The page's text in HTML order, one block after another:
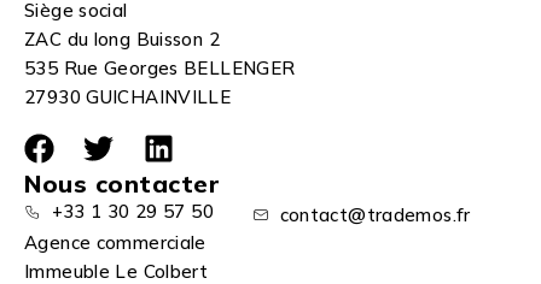
Siège social
ZAC du long Buisson 2
535 Rue Georges BELLENGER
27930 GUICHAINVILLE
Nous contacter
+33 1 30 29 57 50
contact@trademos.fr
Agence commerciale
Immeuble Le Colbert